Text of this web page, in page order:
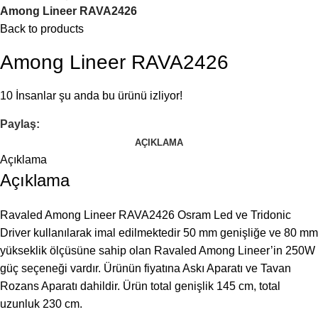
Among Lineer RAVA2426
Back to products
Among Lineer RAVA2426
10 İnsanlar şu anda bu ürünü izliyor!
Paylaş:
AÇIKLAMA
Açıklama
Açıklama
Ravaled Among Lineer RAVA2426 Osram Led ve Tridonic
Driver kullanılarak imal edilmektedir 50 mm genişliğe ve 80 mm
yükseklik ölçüsüne sahip olan Ravaled Among Lineer’in 250W
güç seçeneği vardır. Ürünün fiyatına Askı Aparatı ve Tavan
Rozans Aparatı dahildir. Ürün total genişlik 145 cm, total
uzunluk 230 cm.